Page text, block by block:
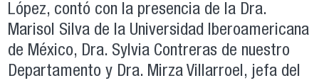
López, contó con la presencia de la Dra.
Marisol Silva de la Universidad Iberoamericana
de México, Dra. Sylvia Contreras de nuestro
Departamento y Dra. Mirza Villarroel, jefa del